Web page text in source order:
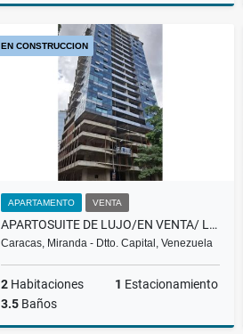
US$600
EN CONSTRUCCION
APARTAMENTO VENTA
APARTOSUITE DE LUJO/EN VENTA/ LAS MERCEDES /PROMENADE/ T-1 / SL
Caracas, Miranda - Dtto. Capital, Venezuela
2 Habitaciones 1 Estacionamiento
3.5 Baños